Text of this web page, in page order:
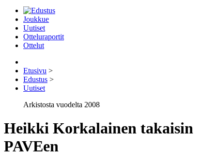
Joukkue
Uutiset
Otteluraportit
Ottelut
Etusivu >
Edustus >
Uutiset
Arkistosta vuodelta 2008
Heikki Korkalainen takaisin
PAVEen